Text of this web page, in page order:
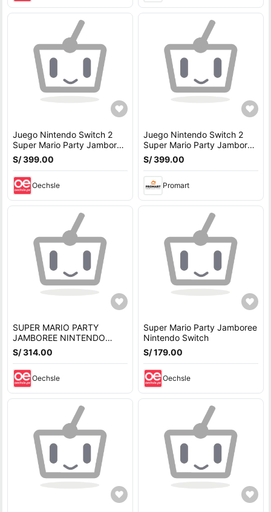
Juego Nintendo Switch 2
Super Mario Party Jamboree
+ Jamboree TV
S/ 399.00
Oechsle
Juego Nintendo Switch 2
Super Mario Party Jamboree
+ Jamboree TV
S/ 399.00
Promart
SUPER MARIO PARTY
JAMBOREE NINTENDO
SWITCH 2
S/ 314.00
Oechsle
Super Mario Party Jamboree
Nintendo Switch
S/ 179.00
Oechsle